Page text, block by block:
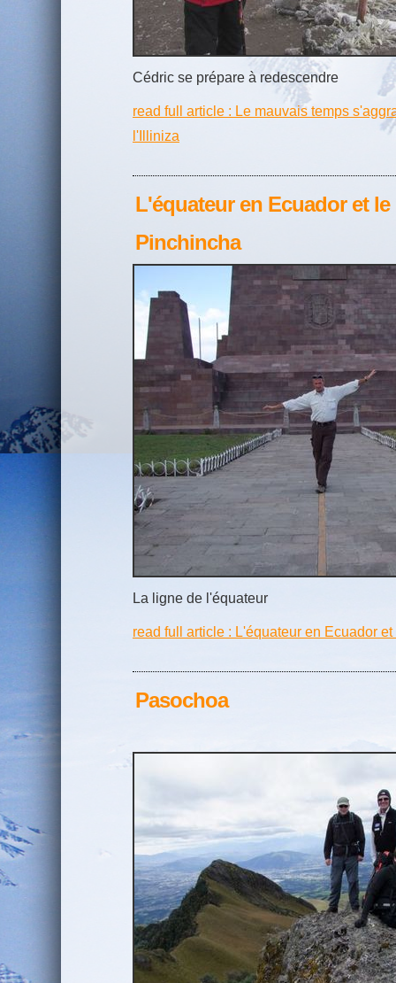
Cédric se prépare à redescendre
read full article : Le mauvais temps
l'Illiniza
L'équateur en Ecuador et le
Pinchincha
La ligne de l'équateur
read full article : L'équateur en Ecuador
Pasochoa